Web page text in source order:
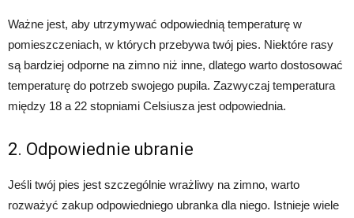
Ważne jest, aby utrzymywać odpowiednią temperaturę w
pomieszczeniach, w których przebywa twój pies. Niektóre rasy
są bardziej odporne na zimno niż inne, dlatego warto dostosować
temperaturę do potrzeb swojego pupila. Zazwyczaj temperatura
między 18 a 22 stopniami Celsiusza jest odpowiednia.
2. Odpowiednie ubranie
Jeśli twój pies jest szczególnie wrażliwy na zimno, warto
rozważyć zakup odpowiedniego ubranka dla niego. Istnieje wiele